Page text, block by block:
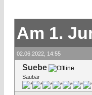
Am 1.
02.06.2022, 14:55
Suebe
Saubär